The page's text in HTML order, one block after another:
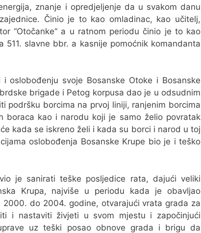
znanje i opredjeljenje da u svakom danu
Činio je to kao omladinac, kao učitelj,
“Otočanke“ a u ratnom periodu činio je to kao
511. slavne bbr. a kasnije pomoćnik komandanta
oslobođenju svoje Bosanske Otoke i Bosanske
brigade i Petog korpusa dao je u odsudnim
podršku borcima na prvoj liniji, ranjenim borcima
boraca kao i narodu koji je samo želio povratak
kada se iskreno želi i kada su borci i narod u toj
oslobođenja Bosanske Krupe bio je i teško
je sanirati teške posljedice rata, dajući veliki
Krupa, najviše u periodu kada je obavljao
2000. do 2004. godine, otvarajući vrata grada za
i nastaviti živjeti u svom mjestu i započinjući
uz teški posao obnove grada i brigu da